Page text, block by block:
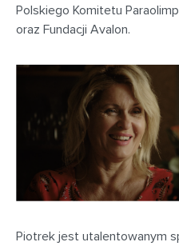
Polskiego Komitetu
oraz Fundacji Avalon.
Piotrek jest utalentowanym